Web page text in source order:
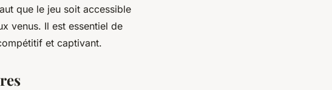
que le jeu soit accessible
venus. Il est essentiel de
et captivant.